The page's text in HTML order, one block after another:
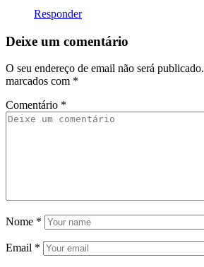
Responder
Deixe um comentário
O seu endereço de email não será publicado.
marcados com *
Comentário *
Nome *
Email *